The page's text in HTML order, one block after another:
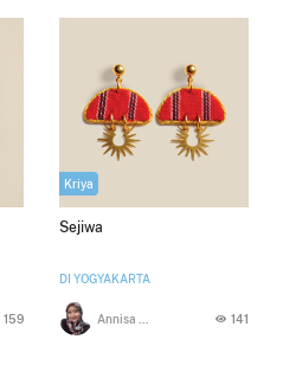
159
Kriya
Sejiwa
DI YOGYAKARTA
141